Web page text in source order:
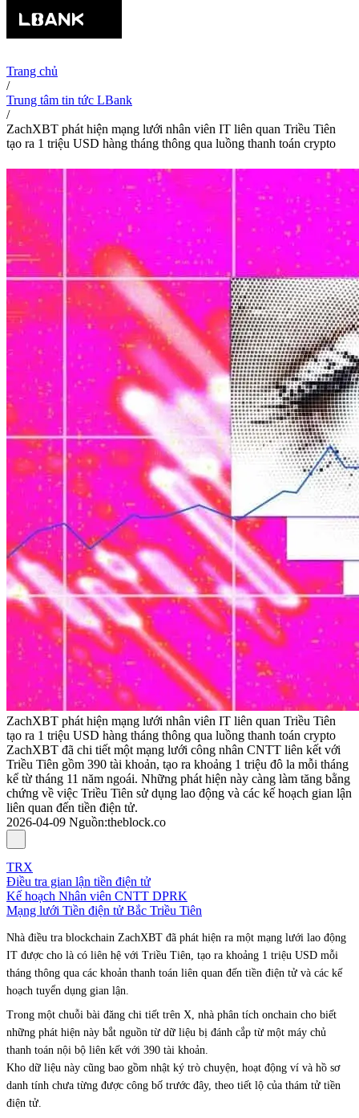
Trang chủ
/
Trung tâm tin tức LBank
/
ZachXBT phát hiện mạng lưới nhân viên IT liên quan Triều Tiên
tạo ra 1 triệu USD hàng tháng thông qua luồng thanh toán crypto
ZachXBT phát hiện mạng lưới nhân viên IT liên quan Triều Tiên
tạo ra 1 triệu USD hàng tháng thông qua luồng thanh toán crypto
ZachXBT đã chi tiết một mạng lưới công nhân CNTT liên kết với
Triều Tiên gồm 390 tài khoản, tạo ra khoảng 1 triệu đô la mỗi tháng
kể từ tháng 11 năm ngoái. Những phát hiện này càng làm tăng bằng
chứng về việc Triều Tiên sử dụng lao động và các kế hoạch gian lận
liên quan đến tiền điện tử.
2026-04-09 Nguồn:theblock.co
TRX
Điều tra gian lận tiền điện tử
Kế hoạch Nhân viên CNTT DPRK
Mạng lưới Tiền điện tử Bắc Triều Tiên
Nhà điều tra blockchain ZachXBT đã phát hiện ra một mạng lưới lao động
IT được cho là có liên hệ với Triều Tiên, tạo ra khoảng 1 triệu USD mỗi
tháng thông qua các khoản thanh toán liên quan đến tiền điện tử và các kế
hoạch tuyển dụng gian lận.
Trong một chuỗi bài đăng chi tiết trên X, nhà phân tích onchain cho biết
những phát hiện này bắt nguồn từ dữ liệu bị đánh cắp từ một máy chủ
thanh toán nội bộ liên kết với 390 tài khoản.
Kho dữ liệu này cũng bao gồm nhật ký trò chuyện, hoạt động ví và hồ sơ
danh tính chưa từng được công bố trước đây, theo tiết lộ của thám tử tiền
điện tử.